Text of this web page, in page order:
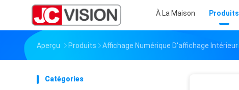
À La Maison Produits
Aperçu Produits Affichage Numérique D'affichage Intérieur
Catégories